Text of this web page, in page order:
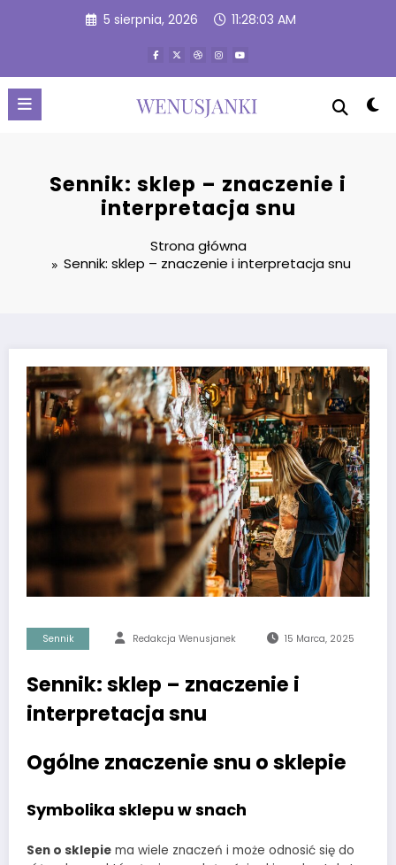
5 sierpnia, 2026 11:28:04 AM
Sennik: sklep – znaczenie i
interpretacja snu
Strona główna
Sennik: sklep – znaczenie i interpretacja snu
Sennik Redakcja Wenusjanek 15 Marca, 2025
Sennik: sklep – znaczenie i
interpretacja snu
Ogólne znaczenie snu o sklepie
Symbolika sklepu w snach
Sen o sklepie ma wiele znaczeń i może odnosić się do